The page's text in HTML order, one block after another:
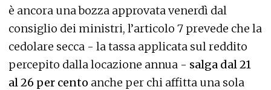
è ancora una bozza approvata venerdì dal
consiglio dei ministri, l’articolo 7 prevede che la
cedolare secca - la tassa applicata sul reddito
percepito dalla locazione annua - salga dal 21
al 26 per cento anche per chi affitta una sola